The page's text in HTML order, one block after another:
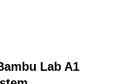
Lab A1